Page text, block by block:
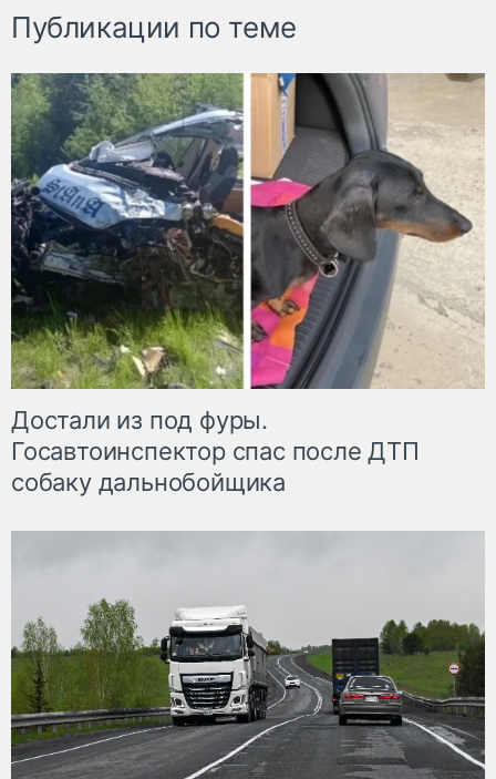
Публикации по теме
Достали из под фуры.
Госавтоинспектор спас после ДТП
собаку дальнобойщика